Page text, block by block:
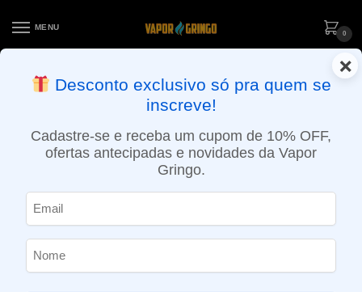
MENU
0
ENTREGA NO MESMO DIA EM SÃO PAULO (SEG A SEX): PEDIDOS
APROVADOS ATÉ 15:30 VIA MOTOBOY
×
Desconto exclusivo só pra quem se
inscreve!
Cadastre-se e receba um cupom de 10% OFF,
ofertas antecipadas e novidades da Vapor
Gringo.